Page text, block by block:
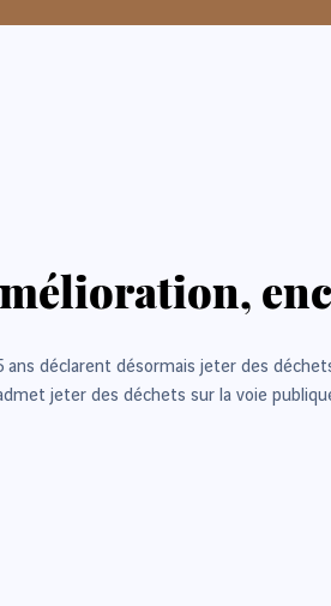
ans déclarent désormais jeter des
jeter des déchets sur la voie